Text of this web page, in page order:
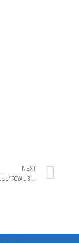
NEXT
Presentación del producto “ROYAL BLISS” de la gama mixer de la marca Coca-Cola en la Escuela de Hostelería Benahavís, Sabor a Málaga